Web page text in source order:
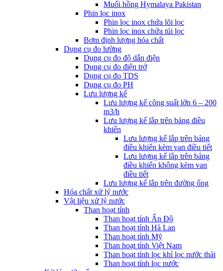
Muối hồng Hymalaya Pakistan
Phin lọc inox
Phin lọc inox chứa lõi lọc
Phin lọc inox chứa túi lọc
Bơm định lượng hóa chất
Dụng cụ đo lường
Dụng cụ đo độ dẫn điện
Dụng cụ đo điện trở
Dụng cụ đo TDS
Dụng cụ đo PH
Lưu lượng kế
Lưu lượng kế công suất lớn 6 – 200
m3/h
Lưu lượng kế lắp trên bảng điều
khiển
Lưu lượng kế lắp trên bảng
điều khiển kèm van điều tiết
Lưu lượng kế lắp trên bảng
điều khiển không kèm van
điều tiết
Lưu lượng kế lắp trên đường ống
Hóa chất xử lý nước
Vật liệu xử lý nước
Than hoạt tính
Than hoạt tính Ấn Độ
Than hoạt tính Hà Lan
Than hoạt tính Mỹ
Than hoạt tính Việt Nam
Than hoạt tính lọc khí lọc nước thải
Than hoạt tính lọc nước